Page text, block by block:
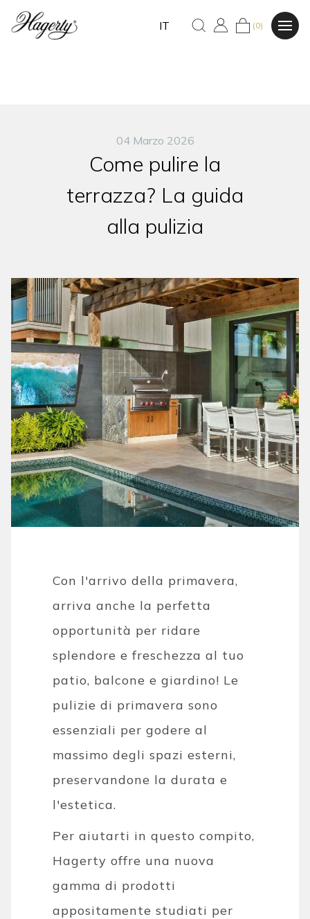
IT (0)
04 Marzo 2026
Come pulire la
terrazza? La guida
alla pulizia
Con l'arrivo della primavera,
arriva anche la perfetta
opportunità per ridare
splendore e freschezza al tuo
patio, balcone e giardino! Le
pulizie di primavera sono
essenziali per godere al
massimo degli spazi esterni,
preservandone la durata e
l'estetica.
Per aiutarti in questo compito,
Hagerty offre una nuova
gamma di prodotti
appositamente studiati per